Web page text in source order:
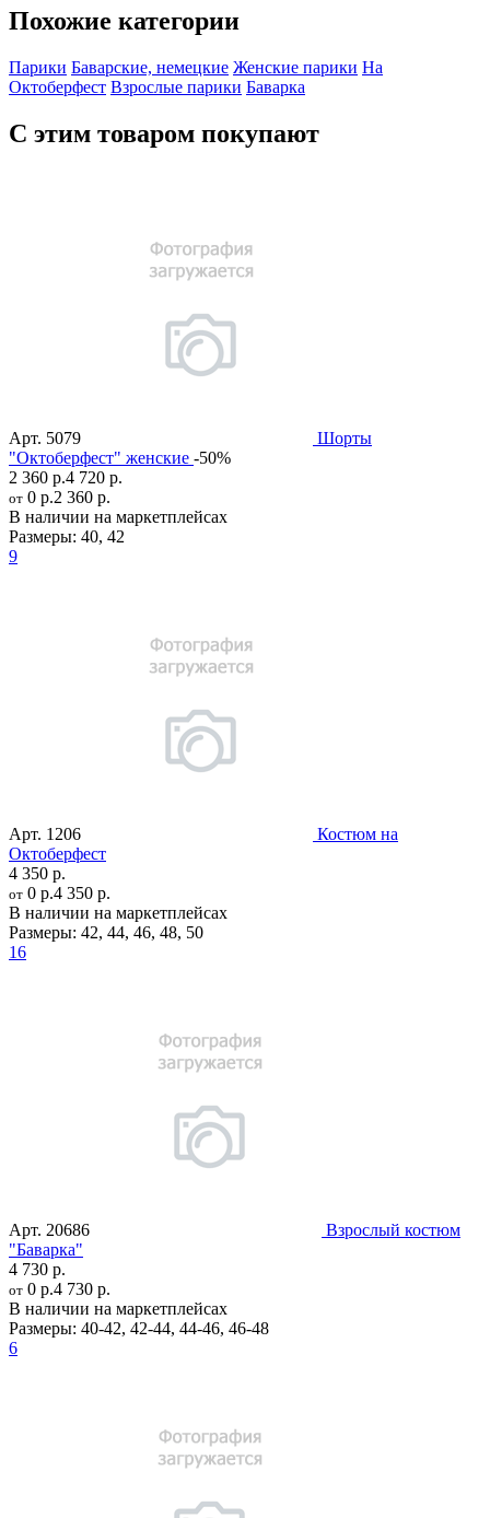
Похожие категории
Парики Баварские, немецкие Женские парики На
Октоберфест Взрослые парики Баварка
С этим товаром покупают
Арт. 5079
Шорты
"Октоберфест" женские -50%
2 360 р.4 720 р.
от 0 р.2 360 р.
В наличии на маркетплейсах
Размеры: 40, 42
9
Арт. 1206
Костюм на
Октоберфест
4 350 р.
от 0 р.4 350 р.
В наличии на маркетплейсах
Размеры: 42, 44, 46, 48, 50
16
Арт. 20686
Взрослый костюм
"Баварка"
4 730 р.
от 0 р.4 730 р.
В наличии на маркетплейсах
Размеры: 40-42, 42-44, 44-46, 46-48
6